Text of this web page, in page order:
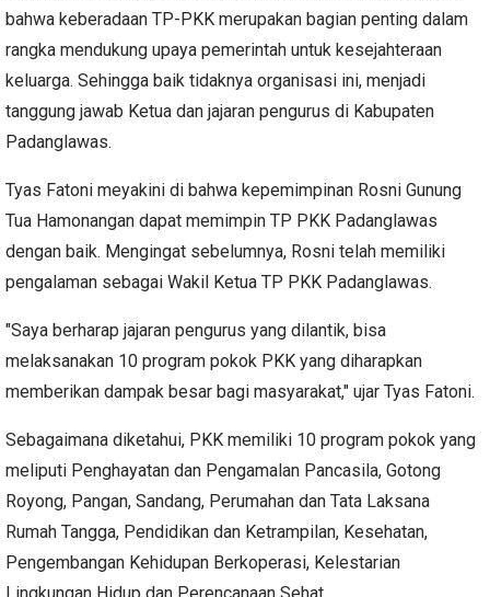
bahwa keberadaan TP-PKK merupakan bagian penting dalam
rangka mendukung upaya pemerintah untuk kesejahteraan
keluarga. Sehingga baik tidaknya organisasi ini, menjadi
tanggung jawab Ketua dan jajaran pengurus di Kabupaten
Padanglawas.
Tyas Fatoni meyakini di bahwa kepemimpinan Rosni Gunung
Tua Hamonangan dapat memimpin TP PKK Padanglawas
dengan baik. Mengingat sebelumnya, Rosni telah memiliki
pengalaman sebagai Wakil Ketua TP PKK Padanglawas.
"Saya berharap jajaran pengurus yang dilantik, bisa
melaksanakan 10 program pokok PKK yang diharapkan
memberikan dampak besar bagi masyarakat," ujar Tyas Fatoni.
Sebagaimana diketahui, PKK memiliki 10 program pokok yang
meliputi Penghayatan dan Pengamalan Pancasila, Gotong
Royong, Pangan, Sandang, Perumahan dan Tata Laksana
Rumah Tangga, Pendidikan dan Ketrampilan, Kesehatan,
Pengembangan Kehidupan Berkoperasi, Kelestarian